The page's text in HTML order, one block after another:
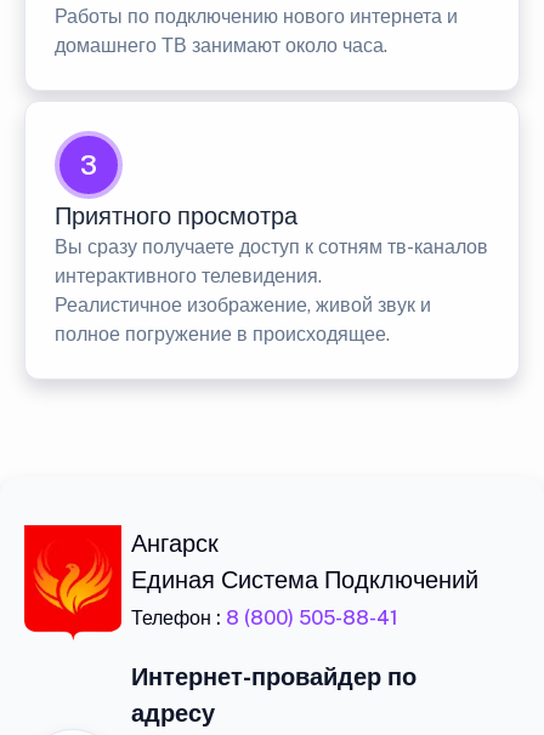
Работы по подключению нового интернета и
домашнего ТВ занимают около часа.
3
Приятного просмотра
Вы сразу получаете доступ к сотням тв-каналов
интерактивного телевидения.
Реалистичное изображение, живой звук и
полное погружение в происходящее.
Ангарск
Единая Система Подключений
Телефон : 8 (800) 505-88-41
Интернет-провайдер по
адресу